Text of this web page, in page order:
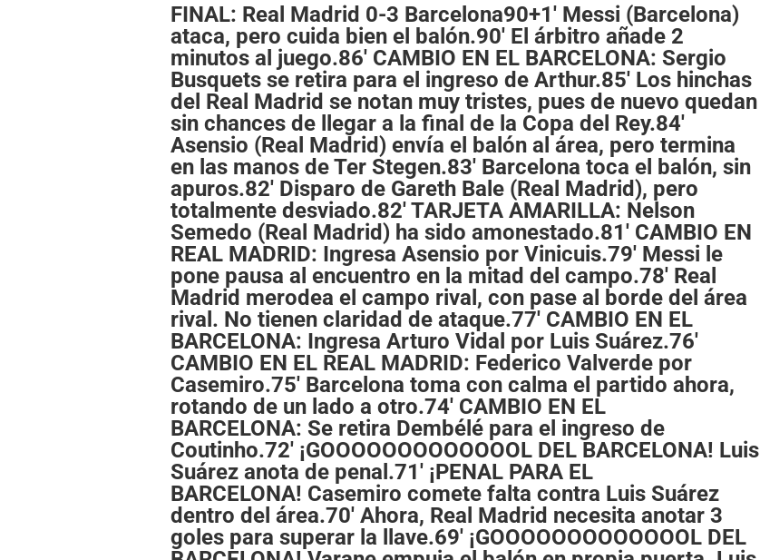
FINAL: Real Madrid 0-3 Barcelona90+1' Messi (Barcelona)
ataca, pero cuida bien el balón.90' El árbitro añade 2
minutos al juego.86' CAMBIO EN EL BARCELONA: Sergio
Busquets se retira para el ingreso de Arthur.85' Los hinchas
del Real Madrid se notan muy tristes, pues de nuevo quedan
sin chances de llegar a la final de la Copa del Rey.84'
Asensio (Real Madrid) envía el balón al área, pero termina
en las manos de Ter Stegen.83' Barcelona toca el balón, sin
apuros.82' Disparo de Gareth Bale (Real Madrid), pero
totalmente desviado.82' TARJETA AMARILLA: Nelson
Semedo (Real Madrid) ha sido amonestado.81' CAMBIO EN
REAL MADRID: Ingresa Asensio por Vinicuis.79' Messi le
pone pausa al encuentro en la mitad del campo.78' Real
Madrid merodea el campo rival, con pase al borde del área
rival. No tienen claridad de ataque.77' CAMBIO EN EL
BARCELONA: Ingresa Arturo Vidal por Luis Suárez.76'
CAMBIO EN EL REAL MADRID: Federico Valverde por
Casemiro.75' Barcelona toma con calma el partido ahora,
rotando de un lado a otro.74' CAMBIO EN EL
BARCELONA: Se retira Dembélé para el ingreso de
Coutinho.72' ¡GOOOOOOOOOOOOOL DEL BARCELONA! Luis
Suárez anota de penal.71' ¡PENAL PARA EL
BARCELONA! Casemiro comete falta contra Luis Suárez
dentro del área.70' Ahora, Real Madrid necesita anotar 3
goles para superar la llave.69' ¡GOOOOOOOOOOOOOL DEL